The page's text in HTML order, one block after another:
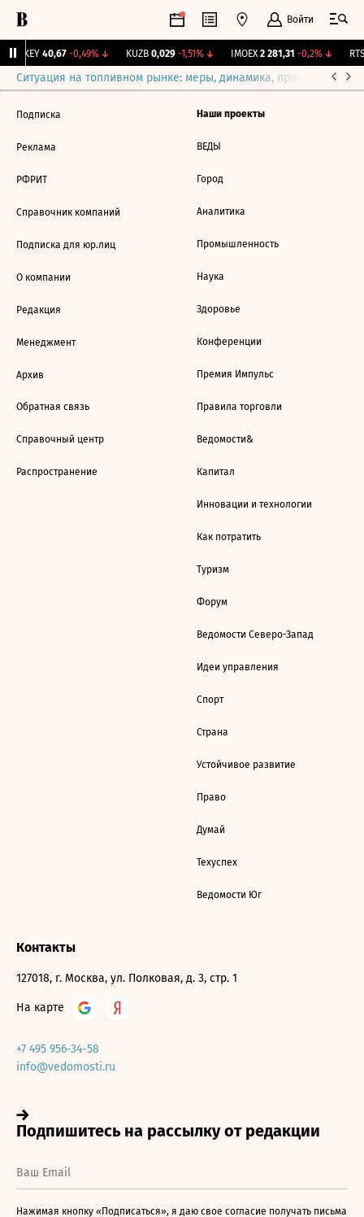
Войти
OKEY 40,67 -0,49%↓ KUZB 0,029 -1,51%↓ IMOEX 2 281,31 -0,2%↓ RTSI
Ситуация на топливном рынке: меры, динамика, прогнозы
Подписка
Реклама
РФРИТ
Справочник компаний
Подписка для юр.лиц
О компании
Редакция
Менеджмент
Архив
Обратная связь
Справочный центр
Распространение
Наши проекты
ВЕДЫ
Город
Аналитика
Промышленность
Наука
Здоровье
Конференции
Премия Импульс
Правила торговли
Ведомости&
Капитал
Инновации и технологии
Как потратить
Туризм
Форум
Ведомости Северо-Запад
Идеи управления
Спорт
Страна
Устойчивое развитие
Право
Думай
Техуспех
Ведомости Юг
Контакты
127018, г. Москва, ул. Полковая, д. 3, стр. 1
На карте
+7 495 956-34-58
info@vedomosti.ru
Нажимая кнопку «Подписаться», я даю свое согласие получать письма